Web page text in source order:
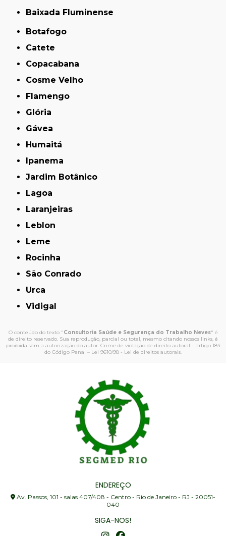
Baixada Fluminense
Botafogo
Catete
Copacabana
Cosme Velho
Flamengo
Glória
Gávea
Humaitá
Ipanema
Jardim Botânico
Lagoa
Laranjeiras
Leblon
Leme
Rocinha
São Conrado
Urca
Vidigal
O conteúdo do texto "Consultoria Saúde e Segurança do Trabalho Neves" é
de direito reservado. Sua reprodução, parcial ou total, mesmo citando nossos links, é
proibida sem a autorização do autor. Crime de violação de direito autoral – artigo 184
do Código Penal – Lei 9610/98 - Lei de direitos autorais.
ENDEREÇO
Av. Passos, 101 - salas 407/408 - Centro - Rio de Janeiro - RJ - 20051-
040
SIGA-NOS!